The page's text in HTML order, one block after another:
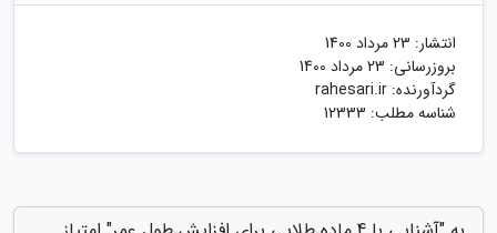
انتشار: 23 مرداد 1400
بروزرسانی: 23 مرداد 1400
گردآورنده: rahesari.ir
شناسه مطلب: 12333